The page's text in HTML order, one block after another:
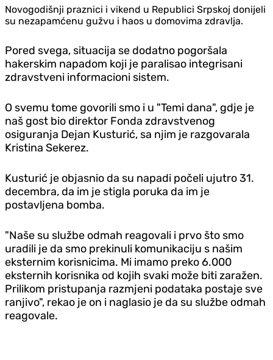
Novogodišnji praznici i vikend u Republici Srpskoj donijeli
su nezapamćenu gužvu i haos u domovima zdravlja.
Pored svega, situacija se dodatno pogoršala
hakerskim napadom koji je paralisao integrisani
zdravstveni informacioni sistem.
O svemu tome govorili smo i u "Temi dana", gdje je
naš gost bio direktor Fonda zdravstvenog
osiguranja Dejan Kusturić, sa njim je razgovarala
Kristina Sekerez.
Kusturić je objasnio da su napadi počeli ujutro 31.
decembra, da im je stigla poruka da im je
postavljena bomba.
"Naše su službe odmah reagovali i prvo što smo
uradili je da smo prekinuli komunikaciju s našim
eksternim korisnicima. Mi imamo preko 6.000
eksternih korisnika od kojih svaki može biti zaražen.
Prilikom pristupanja razmjeni podataka postaje sve
ranjivo", rekao je on i naglasio je da su službe odmah
reagovale.